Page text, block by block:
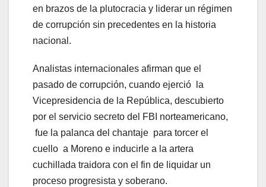
en brazos de la plutocracia y liderar un régimen
de corrupción sin precedentes en la historia
nacional.
Analistas internacionales afirman que el
pasado de corrupción, cuando ejerció la
Vicepresidencia de la República, descubierto
por el servicio secreto del FBI norteamericano,
fue la palanca del chantaje para torcer el
cuello a Moreno e inducirle a la artera
cuchillada traidora con el fin de liquidar un
proceso progresista y soberano.